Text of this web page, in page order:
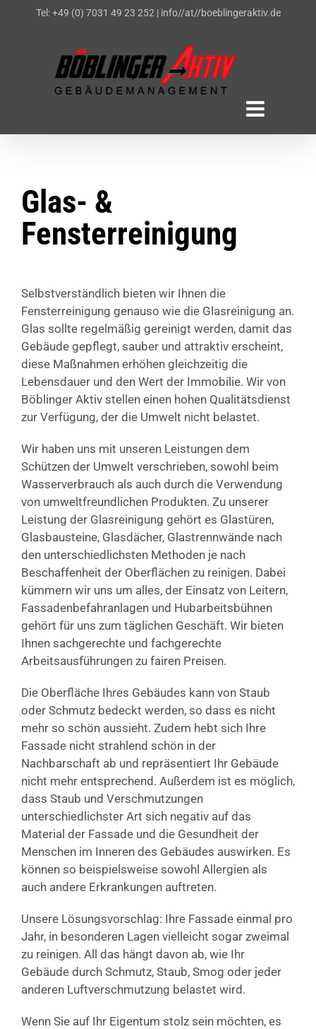
Tel: +49 (0) 7031 49 23 252| info//at//boeblingeraktiv.de
Glas- &
Fensterreinigung
Selbstverständlich bieten wir Ihnen die
Fensterreinigung genauso wie die Glasreinigung an.
Glas sollte regelmäßig gereinigt werden, damit das
Gebäude gepflegt, sauber und attraktiv erscheint,
diese Maßnahmen erhöhen gleichzeitig die
Lebensdauer und den Wert der Immobilie. Wir von
Böblinger Aktiv stellen einen hohen Qualitätsdienst
zur Verfügung, der die Umwelt nicht belastet.
Wir haben uns mit unseren Leistungen dem
Schützen der Umwelt verschrieben, sowohl beim
Wasserverbrauch als auch durch die Verwendung
von umweltfreundlichen Produkten. Zu unserer
Leistung der Glasreinigung gehört es Glastüren,
Glasbausteine, Glasdächer, Glastrennwände nach
den unterschiedlichsten Methoden je nach
Beschaffenheit der Oberflächen zu reinigen. Dabei
kümmern wir uns um alles, der Einsatz von Leitern,
Fassadenbefahranlagen und Hubarbeitsbühnen
gehört für uns zum täglichen Geschäft. Wir bieten
Ihnen sachgerechte und fachgerechte
Arbeitsausführungen zu fairen Preisen.
Die Oberfläche Ihres Gebäudes kann von Staub
oder Schmutz bedeckt werden, so dass es nicht
mehr so schön aussieht. Zudem hebt sich Ihre
Fassade nicht strahlend schön in der
Nachbarschaft ab und repräsentiert Ihr Gebäude
nicht mehr entsprechend. Außerdem ist es möglich,
dass Staub und Verschmutzungen
unterschiedlichster Art sich negativ auf das
Material der Fassade und die Gesundheit der
Menschen im Inneren des Gebäudes auswirken. Es
können so beispielsweise sowohl Allergien als
auch andere Erkrankungen auftreten.
Unsere Lösungsvorschlag: Ihre Fassade einmal pro
Jahr, in besonderen Lagen vielleicht sogar zweimal
zu reinigen. All das hängt davon ab, wie Ihr
Gebäude durch Schmutz, Staub, Smog oder jeder
anderen Luftverschmutzung belastet wird.
Wenn Sie auf Ihr Eigentum stolz sein möchten, es